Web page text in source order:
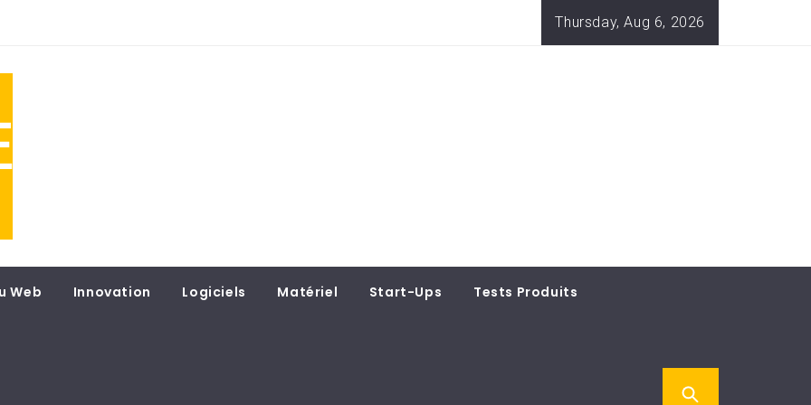
Thursday, Aug 6, 2026
Web Innovation Logiciels Matériel Start-Ups Tests Produits